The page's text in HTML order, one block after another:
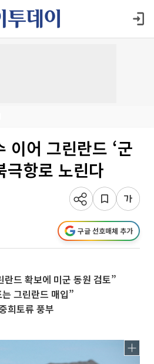
이어 그린란드 ‘군
극항로 노린다
구글 선호매체 추가
란드 확보에 미군 동원 검토”
그린란드 매입”
희토류 풍부